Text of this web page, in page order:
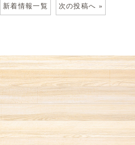
新着情報一覧 次の投稿へ »